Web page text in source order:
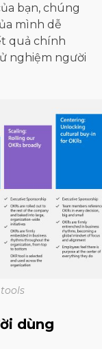
bạn, chúng
mình dễ
quả chính
nghiệm người
dùng